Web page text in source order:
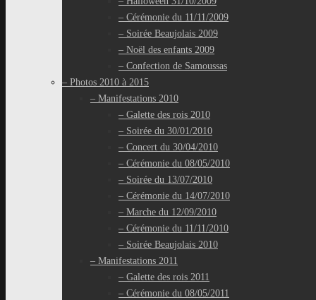
– Cérémonie du 11/11/2009
– Soirée Beaujolais 2009
– Noël des enfants 2009
– Confection de Samoussas
– Photos 2010 à 2015
– Manifestations 2010
– Galette des rois 2010
– Soirée du 30/01/2010
– Concert du 30/04/2010
– Cérémonie du 08/05/2010
– Soirée du 13/07/2010
– Cérémonie du 14/07/2010
– Marche du 12/09/2010
– Cérémonie du 11/11/2010
– Soirée Beaujolais 2010
– Manifestations 2011
– Galette des rois 2011
– Cérémonie du 08/05/2011